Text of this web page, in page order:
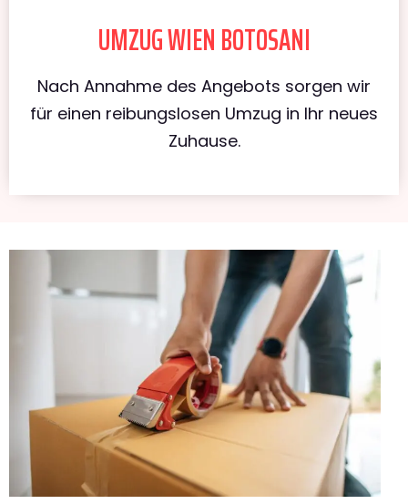
UMZUG WIEN BOTOSANI
Nach Annahme des Angebots sorgen wir
für einen reibungslosen Umzug in Ihr neues
Zuhause.